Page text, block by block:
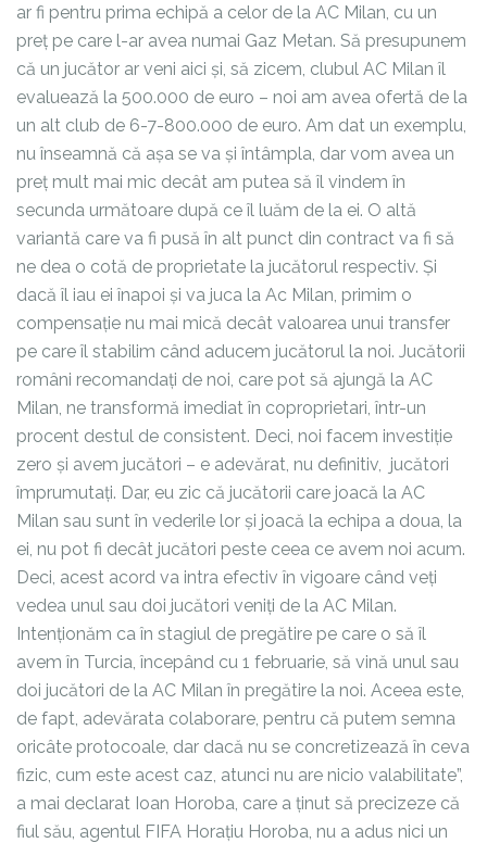
ar fi pentru prima echipă a celor de la AC Milan, cu un
preț pe care l-ar avea numai Gaz Metan. Să presupunem
că un jucător ar veni aici și, să zicem, clubul AC Milan îl
evaluează la 500.000 de euro – noi am avea ofertă de la
un alt club de 6-7-800.000 de euro. Am dat un exemplu,
nu înseamnă că așa se va și întâmpla, dar vom avea un
preț mult mai mic decât am putea să îl vindem în
secunda următoare după ce îl luăm de la ei. O altă
variantă care va fi pusă în alt punct din contract va fi să
ne dea o cotă de proprietate la jucătorul respectiv. Și
dacă îl iau ei înapoi și va juca la Ac Milan, primim o
compensație nu mai mică decât valoarea unui transfer
pe care îl stabilim când aducem jucătorul la noi. Jucătorii
români recomandați de noi, care pot să ajungă la AC
Milan, ne transformă imediat în coproprietari, într-un
procent destul de consistent. Deci, noi facem investiție
zero și avem jucători – e adevărat, nu definitiv, jucători
împrumutați. Dar, eu zic că jucătorii care joacă la AC
Milan sau sunt în vederile lor și joacă la echipa a doua, la
ei, nu pot fi decât jucători peste ceea ce avem noi acum.
Deci, acest acord va intra efectiv în vigoare când veți
vedea unul sau doi jucători veniți de la AC Milan.
Intenționăm ca în stagiul de pregătire pe care o să îl
avem în Turcia, începând cu 1 februarie, să vină unul sau
doi jucători de la AC Milan în pregătire la noi. Aceea este,
de fapt, adevărata colaborare, pentru că putem semna
oricâte protocoale, dar dacă nu se concretizează în ceva
fizic, cum este acest caz, atunci nu are nicio valabilitate”,
a mai declarat Ioan Horoba, care a ținut să precizeze că
fiul său, agentul FIFA Horațiu Horoba, nu a adus nici un